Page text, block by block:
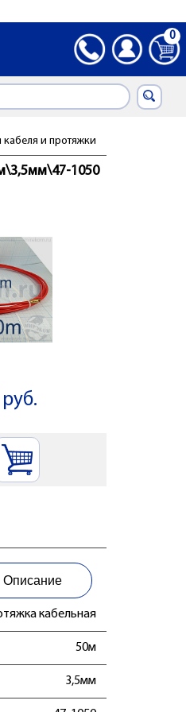
0
кабеля и протяжки
1050
Описание
кабельная
50м
3,5мм